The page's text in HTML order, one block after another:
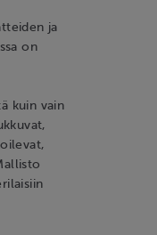
ja
on
kuin vain